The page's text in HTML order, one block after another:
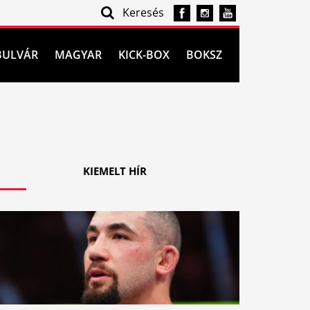
Keresés
MAGYAR KICK-BOX BOKSZ
KIEMELT HÍR